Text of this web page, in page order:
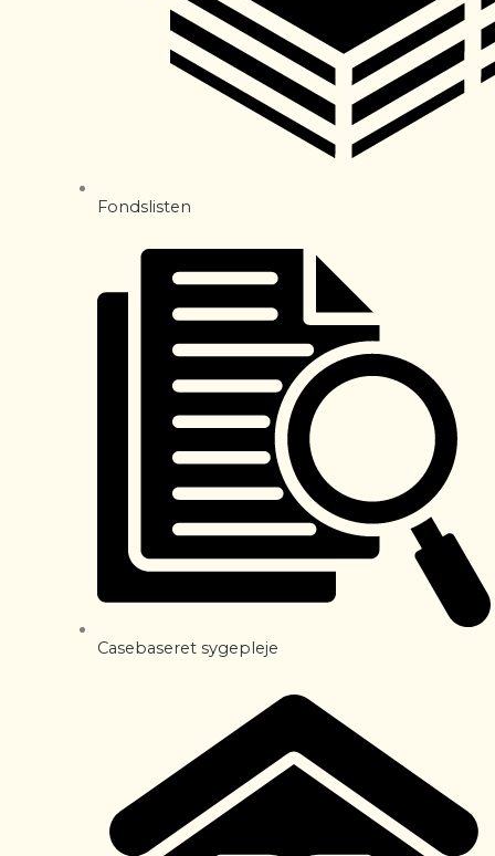
Fondslisten
Casebaseret sygepleje